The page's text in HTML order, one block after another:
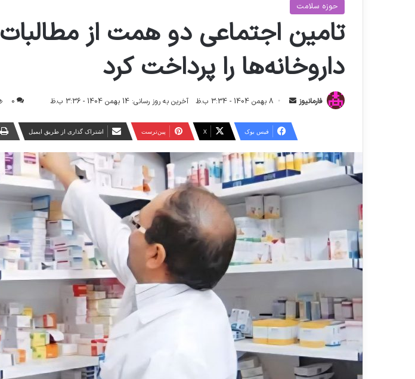
حوزه سلامت
تامین اجتماعی دو همت از مطالبات
داروخانه‌ها را پرداخت کرد
فارمانیوز
س
ل
ا
ی
8 بهمن 1404 - 3:34 ب.ظ آخرین به روز رسانی: 14 بهمن 1404 - 3:36 ب.ظ 0
فیس بوک X ‫پین‌ترست اشتراک گذاری از طریق ایمیل